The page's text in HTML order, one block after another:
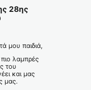
28ης
μου παιδιά,
λαμπρές
του
και μας
μας.